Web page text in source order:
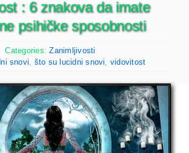
: 6 znakova da imate
psihičke sposobnosti
Categories:Zanimljivosti
snovi što su lucidni snovi vidovitost